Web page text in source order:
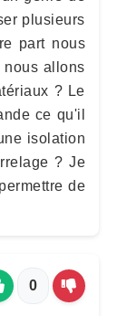
plusieurs
part nous
nous allons
? Le
ce qu'il
isolation
? Je
de
0